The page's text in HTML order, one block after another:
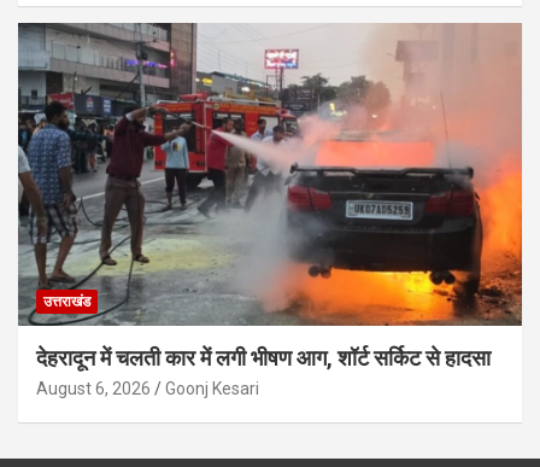
उत्तराखंड
देहरादून में चलती कार में लगी भीषण आग, शॉर्ट सर्किट से हादसा
August 6, 2026 Goonj Kesari